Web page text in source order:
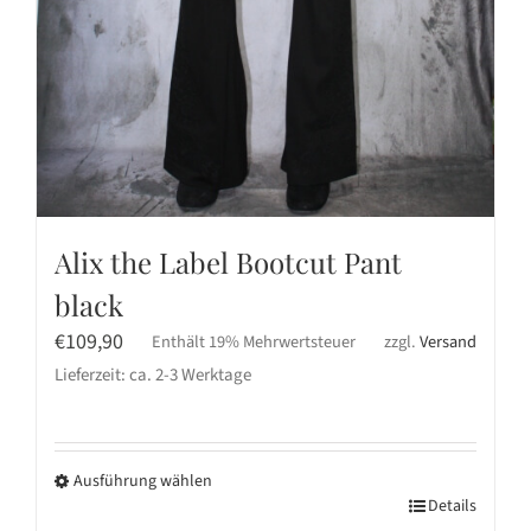
Alix the Label Bootcut Pant
black
€109,90 Enthält 19% Mehrwertsteuer zzgl.Versand
Lieferzeit: ca. 2-3 Werktage
Ausführung wählen
Details